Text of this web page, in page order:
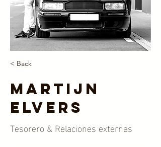
< Back
Martijn
Elvers
Tesorero & Relaciones externas